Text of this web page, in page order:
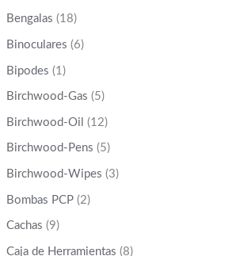
Bengalas (18)
Binoculares (6)
Bipodes (1)
Birchwood-Gas (5)
Birchwood-Oil (12)
Birchwood-Pens (5)
Birchwood-Wipes (3)
Bombas PCP (2)
Cachas (9)
Caja de Herramientas (8)